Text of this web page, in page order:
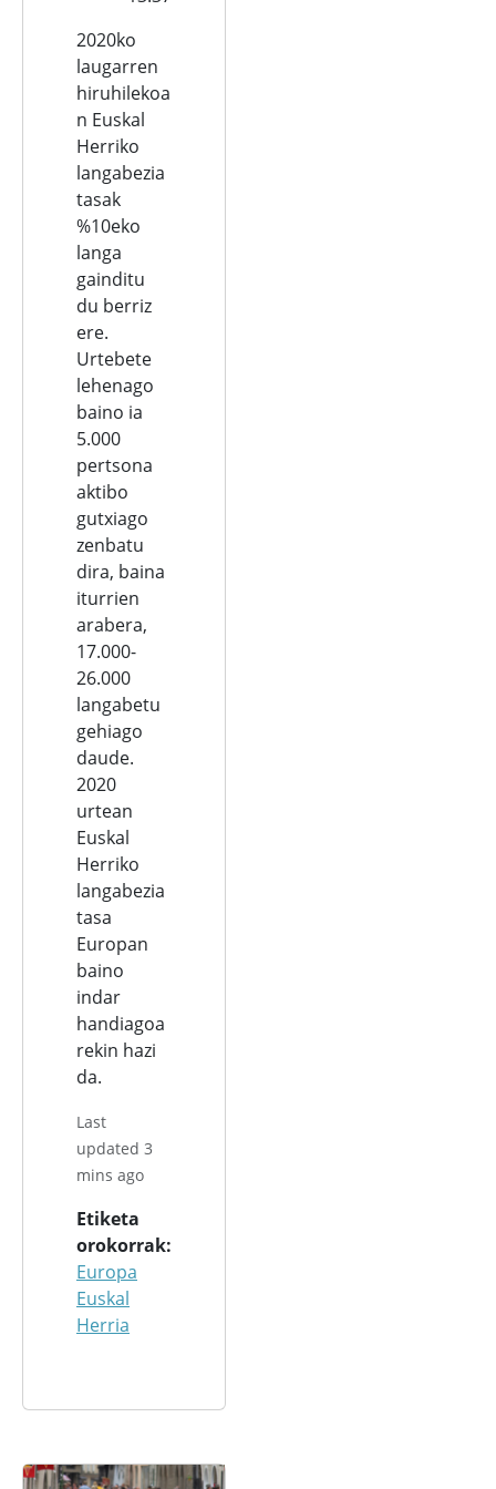
2020ko
laugarren
hiruhilekoa
n Euskal
Herriko
langabezia
tasak
%10eko
langa
gainditu
du berriz
ere.
Urtebete
lehenago
baino ia
5.000
pertsona
aktibo
gutxiago
zenbatu
dira, baina
iturrien
arabera,
17.000-
26.000
langabetu
gehiago
daude.
2020
urtean
Euskal
Herriko
langabezia
tasa
Europan
baino
indar
handiagoa
rekin hazi
da.
Last
updated 3
mins ago
Etiketa
orokorrak
Europa
Euskal
Herria